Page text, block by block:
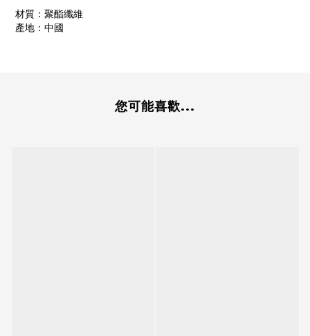
材質：聚酯纖維
產地：中國
您可能喜歡...